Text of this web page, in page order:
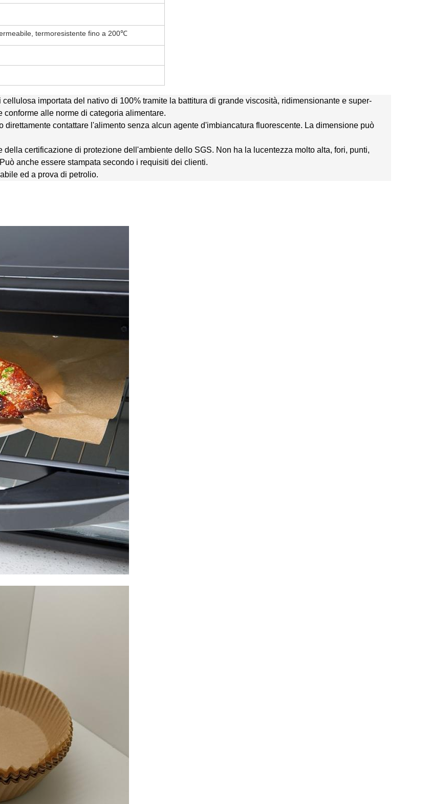
termoresistente fino a 200℃
importata del nativo di 100% tramite la battitura di grande viscosità, ridimensionante e super-
alle norme di categoria alimentare.
contattare l'alimento senza alcun agente d'imbiancatura fluorescente. La dimensione può
certificazione di protezione dell'ambiente dello SGS. Non ha la lucentezza molto alta, fori, punti,
anche essere stampata secondo i requisiti dei clienti.
ed a prova di petrolio.